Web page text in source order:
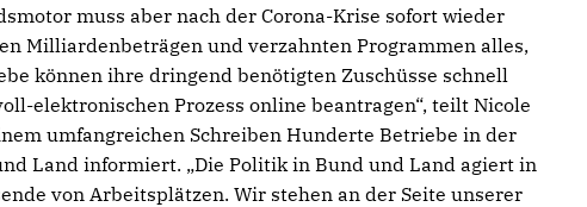
muss aber nach der Corona-Krise sofort wieder
Milliardenbeträgen und verzahnten Programmen alles,
können ihre dringend benötigten Zuschüsse schnell
elektronischen Prozess online beantragen“, teilt Nicole
umfangreichen Schreiben Hunderte Betriebe in der
Land informiert. „Die Politik in Bund und Land agiert in
von Arbeitsplätzen. Wir stehen an der Seite unserer